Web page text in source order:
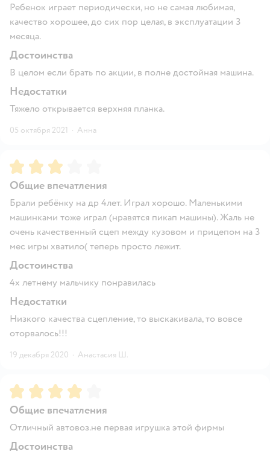
Ребенок играет периодически, но не самая любимая,
качество хорошее, до сих пор целая, в эксплуатации 3
месяца.
Достоинства
В целом если брать по акции, в полне достойная машина.
Недостатки
Тяжело открывается верхняя планка.
05 октября 2021 · Анна
Рейтинг:3
Общие впечатления
Брали ребёнку на др 4лет. Играл хорошо. Маленькими
машинками тоже играл (нравятся пикап машины). Жаль не
очень качественный сцеп между кузовом и прицепом на 3
мес игры хватило( теперь просто лежит.
Достоинства
4х летнему мальчику понравилась
Недостатки
Низкого качества сцепление, то выскакивала, то вовсе
оторвалось!!!
19 декабря 2020 · Анастасия Ш.
Рейтинг:4
Общие впечатления
Отличный автовоз.не первая игрушка этой фирмы
Достоинства